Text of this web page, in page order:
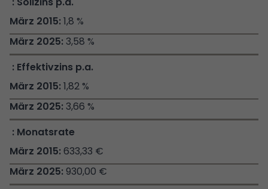
1,8 %
3,58 %
Effektivzins p.a.
1,82 %
3,66 %
Monatsrate
633,33 €
930,00 €